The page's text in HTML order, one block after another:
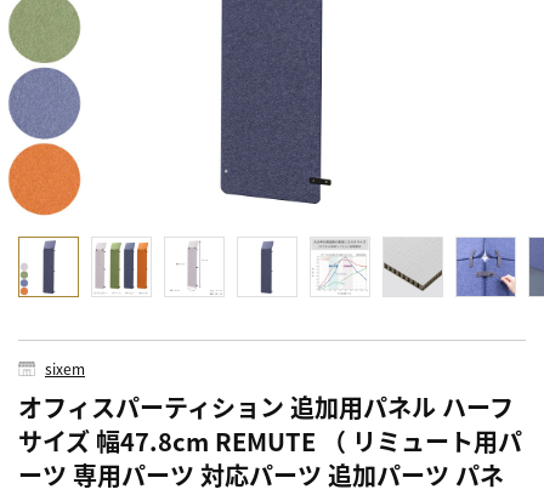
sixem
オフィスパーティション 追加用パネル ハーフ
サイズ 幅47.8cm REMUTE （ リミュート用パ
ーツ 専用パーツ 対応パーツ 追加パーツ パネ